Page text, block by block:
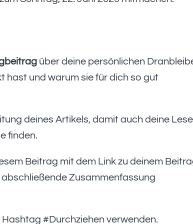
über deine persönlichen
hast und warum sie für dich so gut
deines Artikels, damit auch deine
finden.
Beitrag mit dem Link zu deinem
Zusammenfassung
#Durchziehen verwenden.